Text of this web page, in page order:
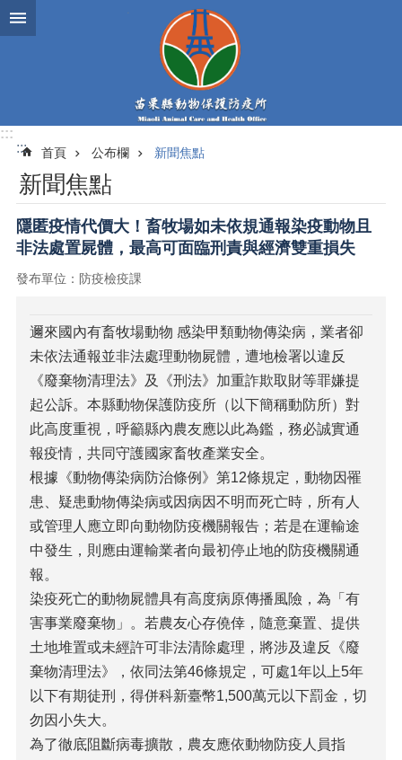
跳到主要內容區塊
:::
:::
首頁 公布欄 新聞焦點
新聞焦點
隱匿疫情代價大！畜牧場如未依規通報染疫動物且
非法處置屍體，最高可面臨刑責與經濟雙重損失
發布單位：防疫檢疫課
邇來國內有畜牧場動物 感染甲類動物傳染病，業者卻
未依法通報並非法處理動物屍體，遭地檢署以違反
《廢棄物清理法》及《刑法》加重詐欺取財等罪嫌提
起公訴。本縣動物保護防疫所（以下簡稱動防所）對
此高度重視，呼籲縣內農友應以此為鑑，務必誠實通
報疫情，共同守護國家畜牧產業安全。
根據《動物傳染病防治條例》第12條規定，動物因罹
患、疑患動物傳染病或因病因不明而死亡時，所有人
或管理人應立即向動物防疫機關報告；若是在運輸途
中發生，則應由運輸業者向最初停止地的防疫機關通
報。
染疫死亡的動物屍體具有高度病原傳播風險，為「有
害事業廢棄物」。若農友心存僥倖，隨意棄置、提供
土地堆置或未經許可非法清除處理，將涉及違反《廢
棄物清理法》，依同法第46條規定，可處1年以上5年
以下有期徒刑，得併科新臺幣1,500萬元以下罰金，切
勿因小失大。
為了徹底阻斷病毒擴散，農友應依動物防疫人員指